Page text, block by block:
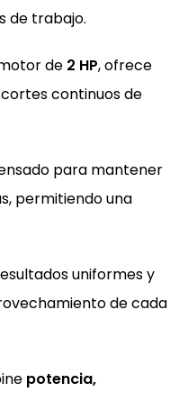
de trabajo.
de 2 HP, ofrece
continuos de
para mantener
permitiendo una
uniformes y
de cada
potencia,